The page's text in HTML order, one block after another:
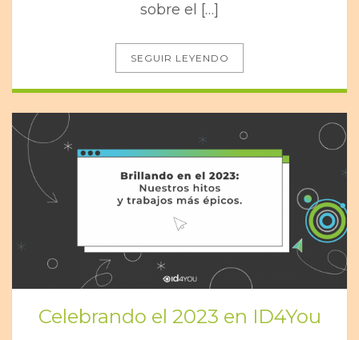
sobre el […]
SEGUIR LEYENDO
Celebrando el 2023 en ID4You